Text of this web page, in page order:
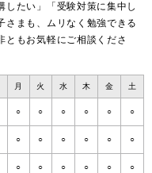
したい」「受験対策に集中し
さまも、ムリなく勉強できる
ともお気軽にご相談くださ
月 火 水 木 金 土
○ ○ ○ ○ ○ ○
○ ○ ○ ○ ○ ○
○ ○ ○ ○ ○ ○